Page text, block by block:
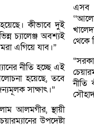
কীভাবে দুই
চ্যালেঞ্জ অবশ্যই
এগিয়ে যাব।”
নীতি হচ্ছে এই
হয়েছে, তবে
সাক্ষাৎ।”
আলমগীর, স্থায়ী
উপদেষ্টা
থেকে
নীতি